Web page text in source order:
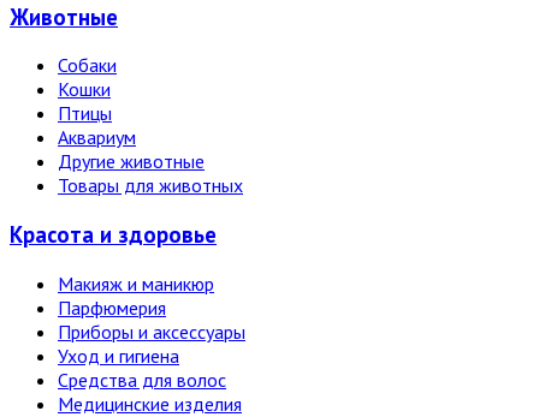
Животные
Собаки
Кошки
Птицы
Аквариум
Другие животные
Товары для животных
Красота и здоровье
Макияж и маникюр
Парфюмерия
Приборы и аксессуары
Уход и гигиена
Средства для волос
Медицинские изделия